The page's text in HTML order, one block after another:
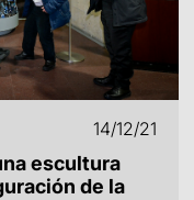
14/12/21
escultura
de la